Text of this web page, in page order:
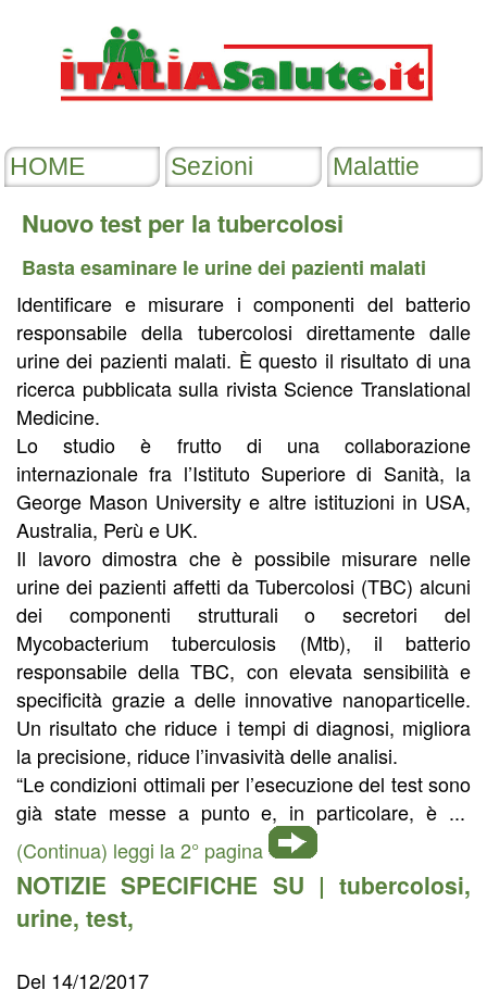
Nuovo test per la tubercolosi
Basta esaminare le urine dei pazienti malati
Identificare e misurare i componenti del batterio
responsabile della tubercolosi direttamente dalle
urine dei pazienti malati. È questo il risultato di una
ricerca pubblicata sulla rivista Science Translational
Medicine.
Lo studio è frutto di una collaborazione
internazionale fra l’Istituto Superiore di Sanità, la
George Mason University e altre istituzioni in USA,
Australia, Perù e UK.
Il lavoro dimostra che è possibile misurare nelle
urine dei pazienti affetti da Tubercolosi (TBC) alcuni
dei componenti strutturali o secretori del
Mycobacterium tuberculosis (Mtb), il batterio
responsabile della TBC, con elevata sensibilità e
specificità grazie a delle innovative nanoparticelle.
Un risultato che riduce i tempi di diagnosi, migliora
la precisione, riduce l’invasività delle analisi.
“Le condizioni ottimali per l’esecuzione del test sono
già state messe a punto e, in particolare, è ...
(Continua) leggi la 2° pagina
NOTIZIE SPECIFICHE SU | tubercolosi,
urine, test,
Del 14/12/2017